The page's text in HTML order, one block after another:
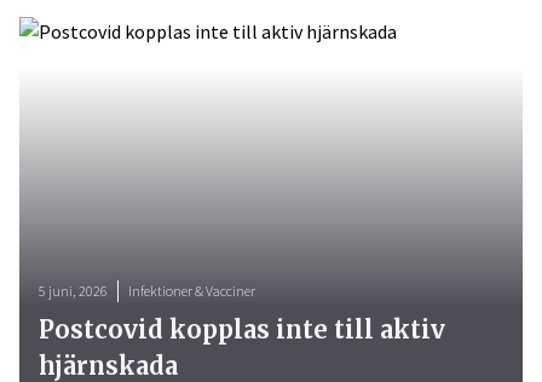
5 juni, 2026 Infektioner & Vacciner
Postcovid kopplas inte till aktiv
hjärnskada